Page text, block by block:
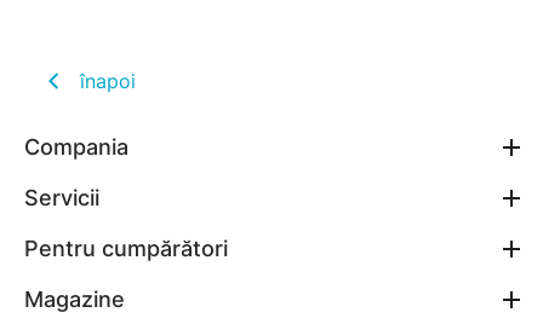
înapoi
Compania
Servicii
Pentru cumpărători
Magazine